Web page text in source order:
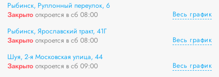
Рыбинск, Руллонный переулок, 6
Закрыто откроется в сб 08:00
Весь график
Рыбинск, Ярославский тракт, 41Г
Закрыто откроется в сб 08:00
Весь график
Шуя, 2-я Московская улица, 44
Закрыто откроется в сб 09:00
Весь график